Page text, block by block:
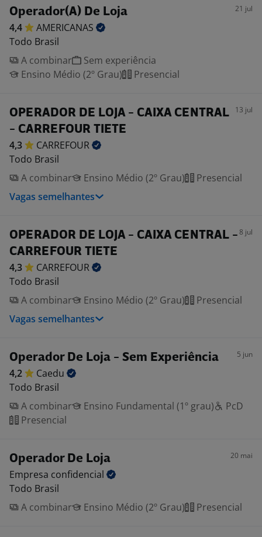
Operador(A) De Loja 21 jul
4,4
AMERICANAS
Todo Brasil
A combinar
Sem experiência
Ensino Médio (2º Grau)
Presencial
OPERADOR DE LOJA - CAIXA CENTRAL
- CARREFOUR TIETE
13 jul
4,3
CARREFOUR
Todo Brasil
A combinar
Ensino Médio (2º Grau)
Presencial
Vagas semelhantes
OPERADOR DE LOJA - CAIXA CENTRAL -
CARREFOUR TIETE
8 jul
4,3
CARREFOUR
Todo Brasil
A combinar
Ensino Médio (2º Grau)
Presencial
Vagas semelhantes
Operador De Loja - Sem Experiência 5 jun
4,2
Caedu
Todo Brasil
A combinar
Ensino Fundamental (1º grau)
PcD
Presencial
Operador De Loja 20 mai
Empresa confidencial
Todo Brasil
A combinar
Ensino Médio (2º Grau) Presencial